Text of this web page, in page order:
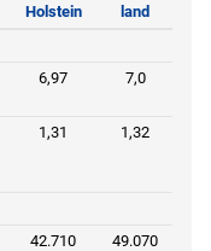
Holstein
land
6,97 7,0
1,31 1,32
42.710 49.070